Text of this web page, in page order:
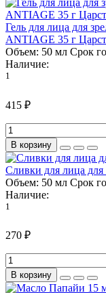
Гель для лица для
ANTIAGE 35 г
Объем: 50 мл Срок
Наличие:
1
415 ₽
В корзину
Сливки для лица
Объем: 50 мл Срок
Наличие:
1
270 ₽
В корзину